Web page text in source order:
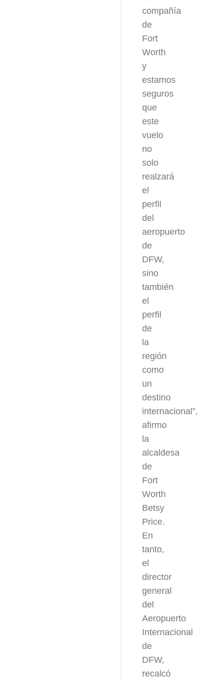
compañía
de
Fort
Worth
y
estamos
seguros
que
este
vuelo
no
solo
realzará
el
perfil
del
aeropuerto
de
DFW,
sino
también
el
perfil
de
la
región
como
un
destino
internacional”,
afirmo
la
alcaldesa
de
Fort
Worth
Betsy
Price.
En
tanto,
el
director
general
del
Aeropuerto
Internacional
de
DFW,
recalcó